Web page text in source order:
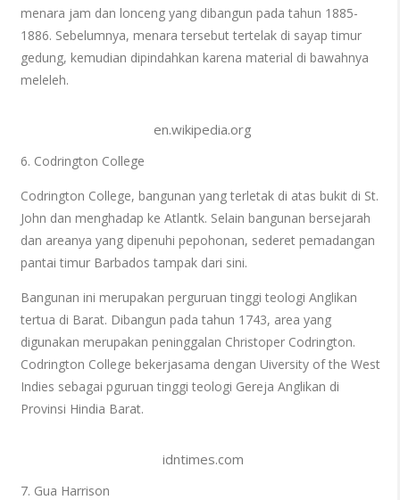
menara jam dan lonceng yang dibangun pada tahun 1885-
1886. Sebelumnya, menara tersebut tertelak di sayap timur
gedung, kemudian dipindahkan karena material di bawahnya
meleleh.
en.wikipedia.org
6. Codrington College
Codrington College, bangunan yang terletak di atas bukit di St.
John dan menghadap ke Atlantk. Selain bangunan bersejarah
dan areanya yang dipenuhi pepohonan, sederet pemadangan
pantai timur Barbados tampak dari sini.
Bangunan ini merupakan perguruan tinggi teologi Anglikan
tertua di Barat. Dibangun pada tahun 1743, area yang
digunakan merupakan peninggalan Christoper Codrington.
Codrington College bekerjasama dengan Uiversity of the West
Indies sebagai pguruan tinggi teologi Gereja Anglikan di
Provinsi Hindia Barat.
idntimes.com
7. Gua Harrison